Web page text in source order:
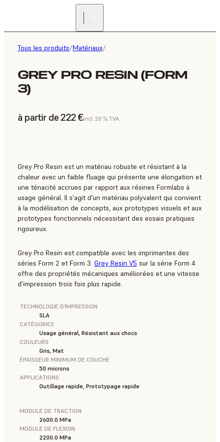
Tous les produits/Matériaux/
GREY PRO RESIN (FORM
3)
à partir de 222 €incl. 20 % TVA
Grey Pro Resin est un matériau robuste et résistant à la
chaleur avec un faible fluage qui présente une élongation et
une ténacité accrues par rapport aux résines Formlabs à
usage général. Il s'agit d'un matériau polyvalent qui convient
à la modélisation de concepts, aux prototypes visuels et aux
prototypes fonctionnels nécessitant des essais pratiques
rigoureux.
Grey Pro Resin est compatible avec les imprimantes des
séries Form 2 et Form 3. Grey Resin V5 sur la série Form 4
offre des propriétés mécaniques améliorées et une vitesse
d'impression trois fois plus rapide.
TECHNOLOGIE D’IMPRESSION
SLA
CATÉGORIES
Usage général, Résistant aux chocs
COULEURS
Gris, Mat
ÉPAISSEUR MINIMUM DE COUCHE
50 microns
APPLICATIONS
Outillage rapide, Prototypage rapide
MODULE DE TRACTION
2600.0 MPa
MODULE DE FLEXION
2200.0 MPa